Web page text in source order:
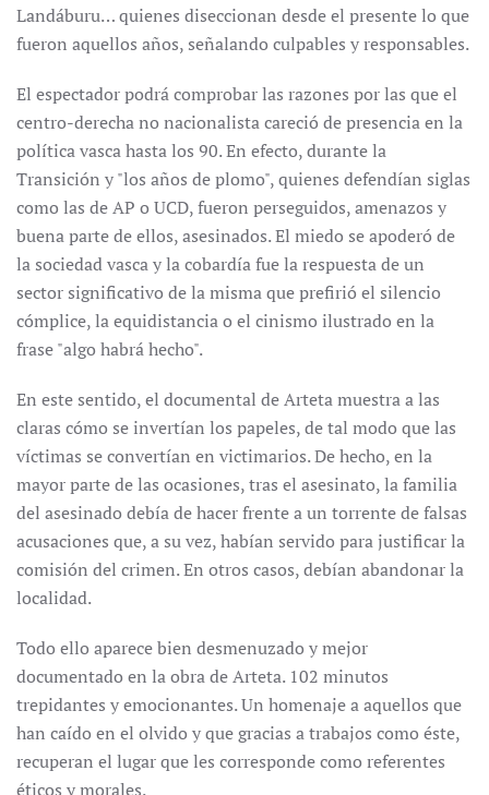
Landáburu… quienes diseccionan desde el presente lo que
fueron aquellos años, señalando culpables y responsables.
El espectador podrá comprobar las razones por las que el
centro-derecha no nacionalista careció de presencia en la
política vasca hasta los 90. En efecto, durante la
Transición y "los años de plomo", quienes defendían siglas
como las de AP o UCD, fueron perseguidos, amenazos y
buena parte de ellos, asesinados. El miedo se apoderó de
la sociedad vasca y la cobardía fue la respuesta de un
sector significativo de la misma que prefirió el silencio
cómplice, la equidistancia o el cinismo ilustrado en la
frase "algo habrá hecho".
En este sentido, el documental de Arteta muestra a las
claras cómo se invertían los papeles, de tal modo que las
víctimas se convertían en victimarios. De hecho, en la
mayor parte de las ocasiones, tras el asesinato, la familia
del asesinado debía de hacer frente a un torrente de falsas
acusaciones que, a su vez, habían servido para justificar la
comisión del crimen. En otros casos, debían abandonar la
localidad.
Todo ello aparece bien desmenuzado y mejor
documentado en la obra de Arteta. 102 minutos
trepidantes y emocionantes. Un homenaje a aquellos que
han caído en el olvido y que gracias a trabajos como éste,
recuperan el lugar que les corresponde como referentes
éticos y morales.